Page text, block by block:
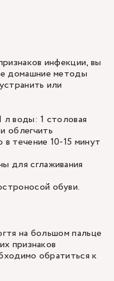
инфекции, вы
домашние методы
или
л воды: 1 столовая
облегчить
течение 10-15 минут
для сглаживания
обуви.
на большом пальце
признаков
обратиться к